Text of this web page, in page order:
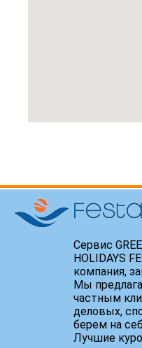
Сервис
HOLIDAYS
компания,
Мы
частным
деловых,
берем на
Лучшие